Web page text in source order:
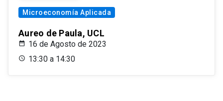
Microeconomía Aplicada
Aureo de Paula, UCL
16 de Agosto de 2023
13:30 a 14:30